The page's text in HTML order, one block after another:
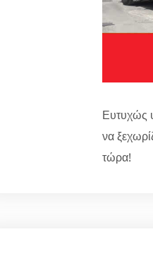
Ευτυχώς
να
τώρα!